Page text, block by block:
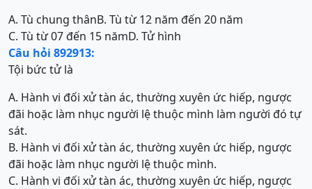
A. Tù chung thânB. Tù từ 12 năm đến 20 năm
C. Tù từ 07 đến 15 nămD. Tử hình
Câu hỏi 892913:
Tội bức tử là
A. Hành vi đối xử tàn ác, thường xuyên ức hiếp, ngược
đãi hoặc làm nhục người lệ thuộc mình làm người đó tự
sát.
B. Hành vi đối xử tàn ác, thường xuyên ức hiếp, ngược
đãi hoặc làm nhục người lệ thuộc mình.
C. Hành vi đối xử tàn ác, thường xuyên ức hiếp, ngược